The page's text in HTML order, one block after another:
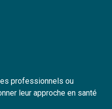
professionnels ou
leur approche en santé